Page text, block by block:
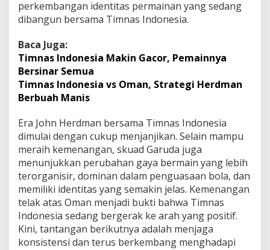
perkembangan identitas permainan yang sedang
dibangun bersama Timnas Indonesia.
Baca Juga:
Timnas Indonesia Makin Gacor, Pemainnya
Bersinar Semua
Timnas Indonesia vs Oman, Strategi Herdman
Berbuah Manis
Era John Herdman bersama Timnas Indonesia
dimulai dengan cukup menjanjikan. Selain mampu
meraih kemenangan, skuad Garuda juga
menunjukkan perubahan gaya bermain yang lebih
terorganisir, dominan dalam penguasaan bola, dan
memiliki identitas yang semakin jelas. Kemenangan
telak atas Oman menjadi bukti bahwa Timnas
Indonesia sedang bergerak ke arah yang positif.
Kini, tantangan berikutnya adalah menjaga
konsistensi dan terus berkembang menghadapi